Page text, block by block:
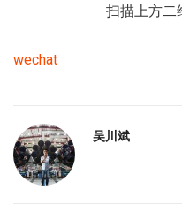
扫描上方二
wechat
吴川斌